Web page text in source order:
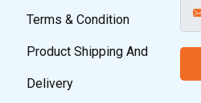
Terms & Condition
Product Shipping And
Delivery